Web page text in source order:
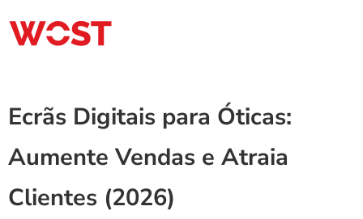
Ecrãs Digitais para Óticas:
Aumente Vendas e Atraia
Clientes (2026)